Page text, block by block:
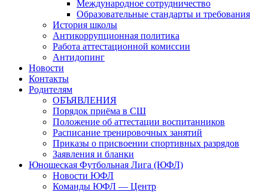
Международное сотрудничество
Образовательные стандарты и требования
История школы
Антикоррупционная политика
Работа аттестационной комиссии
Антидопинг
Новости
Контакты
Родителям
ОБЪЯВЛЕНИЯ
Порядок приёма в СШ
Положение об аттестации воспитанников
Расписание тренировочных занятий
Приказы о присвоении спортивных разрядов
Заявления и бланки
Юношеская Футбольная Лига (ЮФЛ)
Новости ЮФЛ
Команды ЮФЛ — Центр